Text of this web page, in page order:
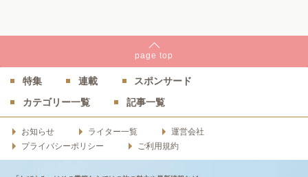
page top
特集 連載
スポンサード
カテゴリー一覧
記事一覧
お知らせ ライター一覧
運営会社
プライバシーポリシー
ご利用規約